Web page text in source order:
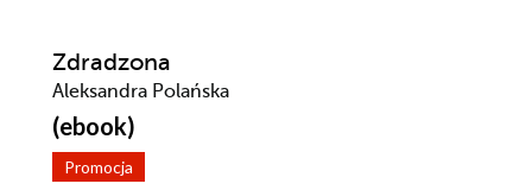
Zdradzona
Aleksandra Polańska
(ebook)
Promocja